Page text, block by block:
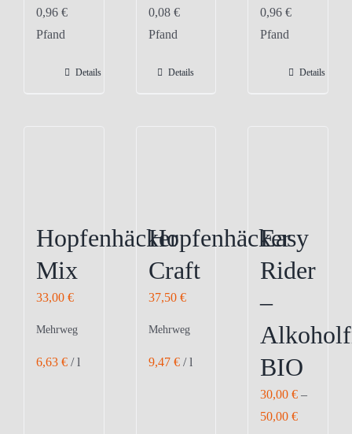
0,96 €
Pfand
Details
0,08 €
Pfand
Details
0,96€
Pfand
Details
Hopfenhäcker
Mix
33,00 €
Mehrweg
6,63 € /l
Hopfenhäcker
Craft
37,50 €
Mehrweg
9,47 €/l
Easy
Rider
–
BIO
30,00€ –
50,00€